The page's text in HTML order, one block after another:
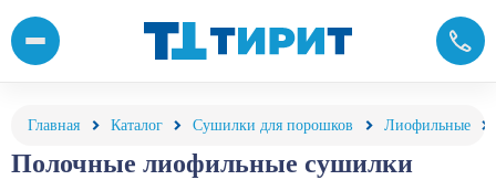
Главная Каталог Сушилки для порошков Лиофильные
Полочные лиофильные сушилки